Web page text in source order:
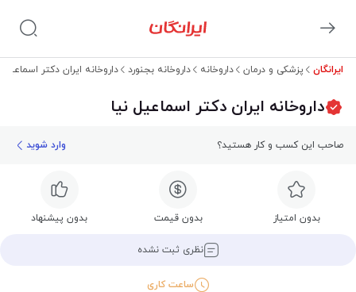
ایرانگان پزشکی و درمان داروخانه داروخانه بجنورد داروخانه ایران دکتر اسماعیل
داروخانه ایران دکتر اسماعیل نیا
صاحب این کسب و کار هستید؟ وارد شوید
بدون امتیاز بدون قیمت بدون پیشنهاد
نظری ثبت نشده
ساعت کاری